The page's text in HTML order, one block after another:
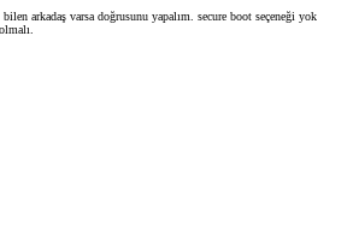
arkadaş varsa doğrusunu yapalım. secure boot seçeneği yok